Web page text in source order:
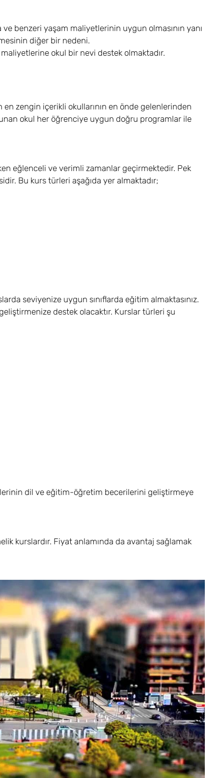
benzeri yaşam maliyetlerinin uygun olmasının yanı
diğer bir nedeni.
okul bir nevi destek olmaktadır.
en zengin içerikli okullarının en önde gelenlerinden
okul her öğrenciye uygun doğru programlar ile
eğlenceli ve verimli zamanlar geçirmektedir. Pek
Bu kurs türleri aşağıda yer almaktadır;
seviyenize uygun sınıflarda eğitim almaktasınız.
destek olacaktır. Kurslar türleri şu
dil ve eğitim-öğretim becerilerini geliştirmeye
kurslardır. Fiyat anlamında da avantaj sağlamak